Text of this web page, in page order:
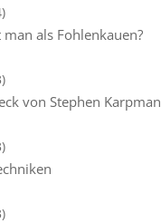
als Fohlenkauen?
von Stephen Karpman